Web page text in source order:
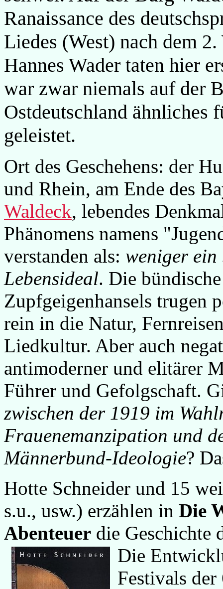
Ranaissance des
Liedes (West) nach dem
Hannes Wader taten hier
war zwar niemals auf der
Ostdeutschland ähnliches
geleistet.
Ort des Geschehens: der
und Rhein, am Ende des
Waldeck, lebendes
Phänomens namens
verstanden als: weniger ein
Lebensideal. Die
Zupfgeigenhansels trugen
rein in die Natur,
Liedkultur. Aber auch
antimoderner und elitärer
Führer und Gefolgschaft.
zwischen der 1919 im
Frauenemanzipation und
Männerbund-Ideologie?
Hotte Schneider und 15
s.u., usw.) erzählen in Die
Abenteuer die Geschichte
Die
Festivals